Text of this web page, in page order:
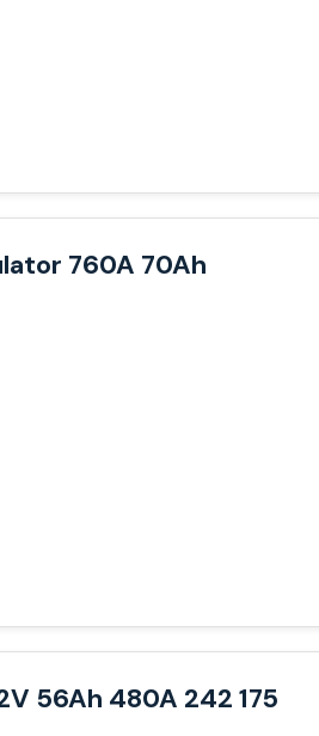
760A 70Ah
56Ah 480A 242 175